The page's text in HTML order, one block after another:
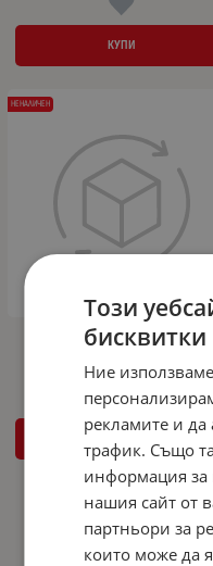
КУПИ
Мокетни стелки за VW Polo V (2009-
НЕНАЛИЧЕН
На
Този
бисквитки
Ние
рекламите и
трафик. Също
информация за
нашия сайт от
партньори за
които може да